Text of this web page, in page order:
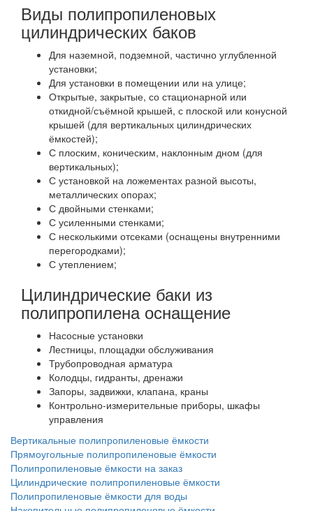
Виды полипропиленовых
цилиндрических баков
Для наземной, подземной, частично углубленной
установки;
Для установки в помещении или на улице;
Открытые, закрытые, со стационарной или
откидной/съёмной крышей, с плоской или конусной
крышей (для вертикальных цилиндрических
ёмкостей);
С плоским, коническим, наклонным дном (для
вертикальных);
С установкой на ложементах разной высоты,
металлических опорах;
С двойными стенками;
С усиленными стенками;
С несколькими отсеками (оснащены внутренними
перегородками);
С утеплением;
Цилиндрические баки из
полипропилена оснащение
Насосные установки
Лестницы, площадки обслуживания
Трубопроводная арматура
Колодцы, гидранты, дренажи
Запоры, задвижки, клапана, краны
Контрольно-измерительные приборы, шкафы
управления
Вертикальные полипропиленовые ёмкости
Прямоугольные полипропиленовые ёмкости
Полипропиленовые ёмкости на заказ
Цилиндрические полипропиленовые ёмкости
Полипропиленовые ёмкости для воды